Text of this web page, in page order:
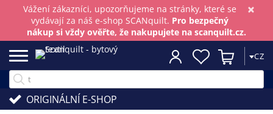
×
Vážení zákazníci, upozorňujeme na stránky, které se
vydávají za náš e-shop SCANquilt. Pro bezpečný
nákup si vždy ověřte, že nakupujete na scanquilt.cz.
CZ
ORIGINÁLNÍ E-SHOP